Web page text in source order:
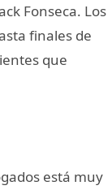
Fonseca. Los
finales de
que
está muy